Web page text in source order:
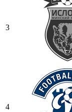
3
4